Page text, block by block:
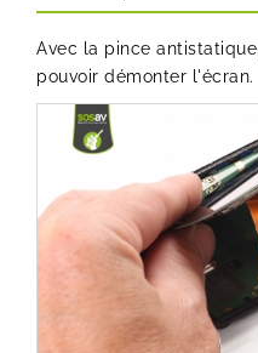
Avec la pince antistatique
pouvoir démonter l'écran.